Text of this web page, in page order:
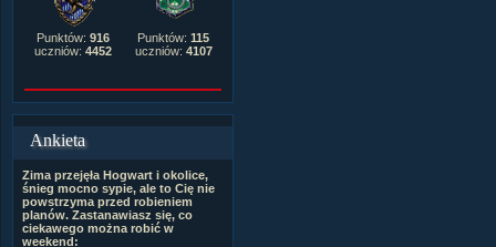
Punktów: 916
uczniów: 4452
Punktów: 115
uczniów: 4107
Ankieta
Zima przejęła Hogwart i okolice,
śnieg mocno sypie, ale to Cię nie
powstrzyma przed robieniem
planów. Zastanawiasz się, co
ciekawego można robić w
weekend: